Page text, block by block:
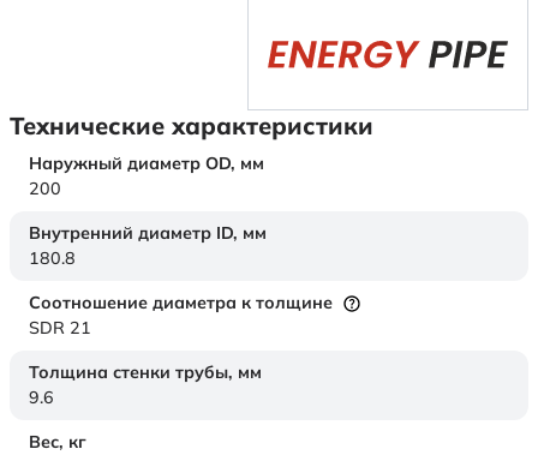
Технические характеристики
Наружный диаметр OD, мм
200
Внутренний диаметр ID, мм
180.8
Соотношение диаметра к толщине
SDR 21
Толщина стенки трубы, мм
9.6
Вес, кг